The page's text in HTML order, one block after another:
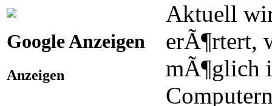
Google Anzeigen
Anzeigen
Aktuell
erÃ¶rtert,
mÃ¶glich